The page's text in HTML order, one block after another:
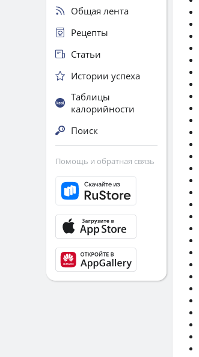
Общая лента
Рецепты
Статьи
Истории успеха
Таблицы
калорийности
Поиск
Помощь и обратная связь